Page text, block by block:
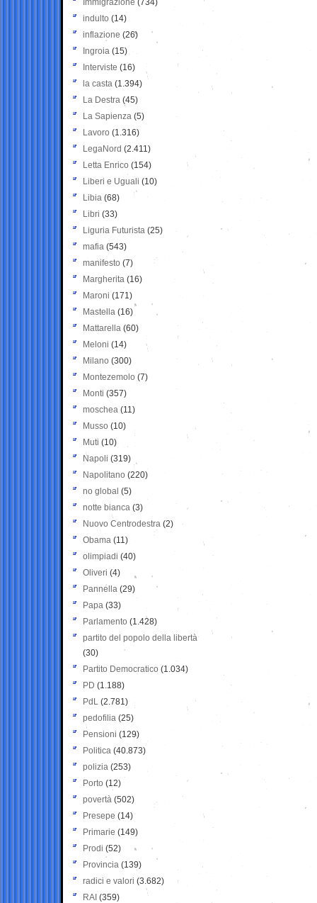
Immigrazione (734)
indulto (14)
inflazione (26)
Ingroia (15)
Interviste (16)
la casta (1.394)
La Destra (45)
La Sapienza (5)
Lavoro (1.316)
LegaNord (2.411)
Letta Enrico (154)
Liberi e Uguali (10)
Libia (68)
Libri (33)
Liguria Futurista (25)
mafia (543)
manifesto (7)
Margherita (16)
Maroni (171)
Mastella (16)
Mattarella (60)
Meloni (14)
Milano (300)
Montezemolo (7)
Monti (357)
moschea (11)
Musso (10)
Muti (10)
Napoli (319)
Napolitano (220)
no global (5)
notte bianca (3)
Nuovo Centrodestra (2)
Obama (11)
olimpiadi (40)
Oliveri (4)
Pannella (29)
Papa (33)
Parlamento (1.428)
partito del popolo della libertà
(30)
Partito Democratico (1.034)
PD (1.188)
PdL (2.781)
pedofilia (25)
Pensioni (129)
Politica (40.873)
polizia (253)
Porto (12)
povertà (502)
Presepe (14)
Primarie (149)
Prodi (52)
Provincia (139)
radici e valori (3.682)
RAI (359)